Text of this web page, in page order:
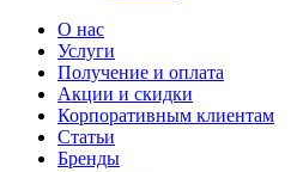
О нас
Услуги
Получение и оплата
Акции и скидки
Корпоративным клиентам
Статьи
Бренды